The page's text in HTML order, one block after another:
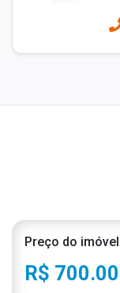
Preço do imóvel
R$